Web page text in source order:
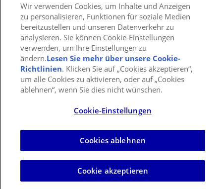
Wir verwenden Cookies, um Inhalte und Anzeigen
zu personalisieren, Funktionen für soziale Medien
bereitzustellen und unseren Datenverkehr zu
analysieren. Sie können Cookie-Einstellungen
verwenden, um Ihre Einstellungen zu
ändern.Lesen Sie mehr über unsere Cookie-
Richtlinien(opens in a new tab)
. Klicken Sie auf „Cookies akzeptieren“,
um alle Cookies zu aktivieren, oder auf „Cookies
ablehnen“, wenn Sie dies nicht wünschen.
Cookie-Einstellungen
Cookies ablehnen
Cookie akzeptieren